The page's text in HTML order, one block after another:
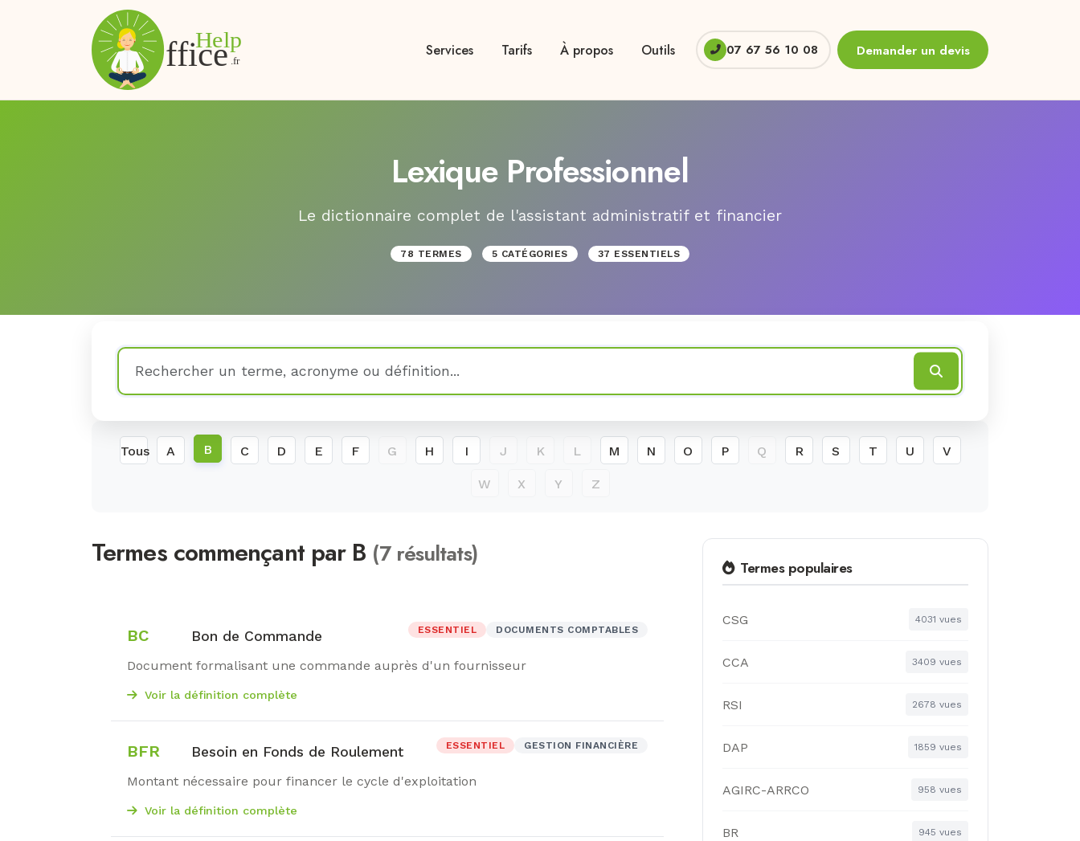
Services Tarifs À propos Outils 07 67 56 10 08 Demander un devis
Lexique Professionnel
Le dictionnaire complet de l'assistant administratif et financier
78 TERMES 5 CATÉGORIES 37 ESSENTIELS
Tous A B C D E F G H I J K L M N O P Q R S T U V
W X Y Z
Termes commençant par B (7 résultats)
BC Bon de Commande ESSENTIEL DOCUMENTS COMPTABLES
Document formalisant une commande auprès d'un fournisseur
Voir la définition complète
BFR Besoin en Fonds de Roulement ESSENTIEL GESTION FINANCIÈRE
Montant nécessaire pour financer le cycle d'exploitation
Voir la définition complète
Termes populaires
CSG 4031 vues
CCA 3409 vues
RSI 2678 vues
DAP 1859 vues
AGIRC-ARRCO 958 vues
BR 945 vues